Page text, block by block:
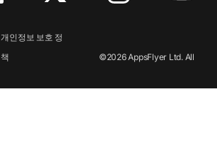
개인정보 보호 정
책
©2026 AppsFlyer Ltd. All